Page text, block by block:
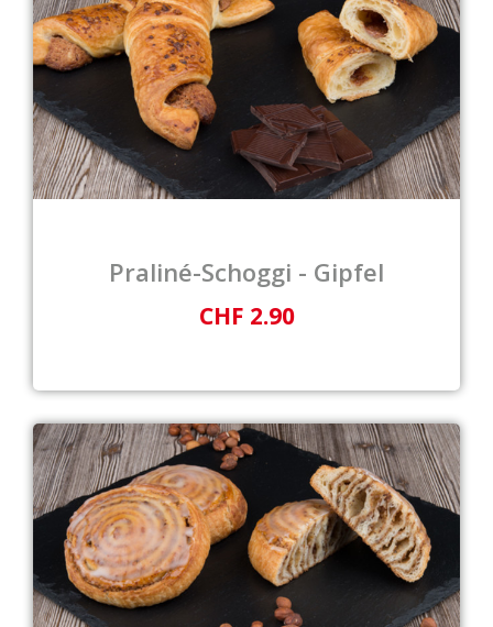
Praliné-Schoggi - Gipfel
CHF 2.90